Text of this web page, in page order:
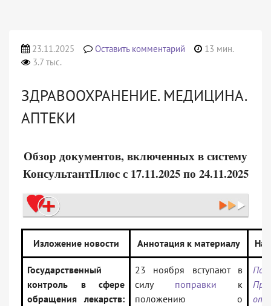
23.11.2025 Оставить комментарий
13 мин.
3.7 тыс.
ЗДРАВООХРАНЕНИЕ. МЕДИЦИНА.
АПТЕКИ
Обзор документов, включенных в систему
КонсультантПлюс с 17.11.2025 по 24.11.2025
Изложение новости Аннотация к материалу
Государственный
контроль в сфере
обращения лекарств:
23 ноября вступают в
силу поправки к
положению о
от